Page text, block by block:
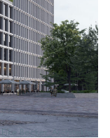
Eike Becker_Architekten